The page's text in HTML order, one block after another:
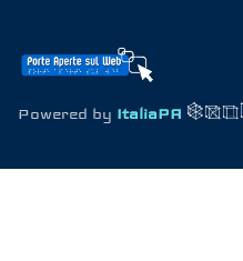
Powered by ItaliaPA